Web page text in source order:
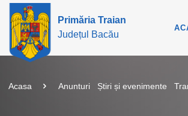
Primăria Traian
Județul Bacău
Acasa Anunturi Știri și evenimente